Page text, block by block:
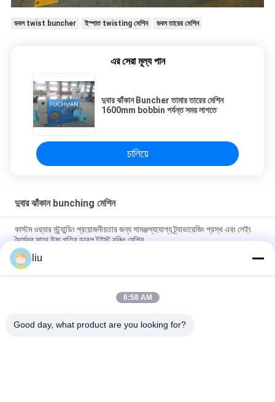
ডবল twist buncher ইস্পাত twisting মেশিন ডবল তারের মেশিন
এর সেরা মূল্য পান
দুবার ঝাঁকান Buncher তামার তারের মেশিন
1600mm bobbin পর্যন্ত সময় লাগতে
চালিয়ে
দুবার ঝাঁকান bunching মেশিন
কাস্টম ওয়্যার স্ট্র্যান্ডিং প্রয়োজনীয়তার জন্য সামঞ্জস্যযোগ্য ট্র্যাভারেজিং প্রস্থ এবং লেইং
দৈর্ঘ্যের সাথে উচ্চ গতির ডাবল টুইস্ট বঞ্চিং মেশিন
বেয়ার টিনড এবং সিলভার প্ল্যাটেড তারের সাত বা তার বেশি স্ট্র্যান্ডিংয়ের জন্য যথার্থ ডাবল
টুইস্ট ব্যাচিং মেশিন
হাই স্পিড ডাবল টুইস্ট বুনচিং মেশিন কোর ওয়্যার ডাবল টুইস্ট এবং মাল্টি স্ট্র্যান্ড ওয়্যার
liu
6:58 AM
Good day, what product are you looking for?